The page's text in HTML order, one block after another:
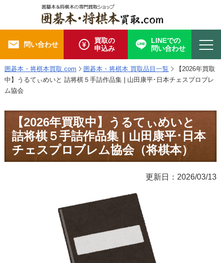
問い合わせ
買取の
申込み
LINEでの
問い合わせ
囲碁本・将棋本買取.com 囲碁本・将棋本 買取品目一覧
【2026年買取
中】うるてぃめいと 詰将棋５手詰作品集 | 山田康平･日本チェスプロブレ
ム協会
【2026年買取中】うるてぃめいと
詰将棋５手詰作品集 | 山田康平･日本
チェスプロブレム協会（将棋本）
更新日：2026/03/13